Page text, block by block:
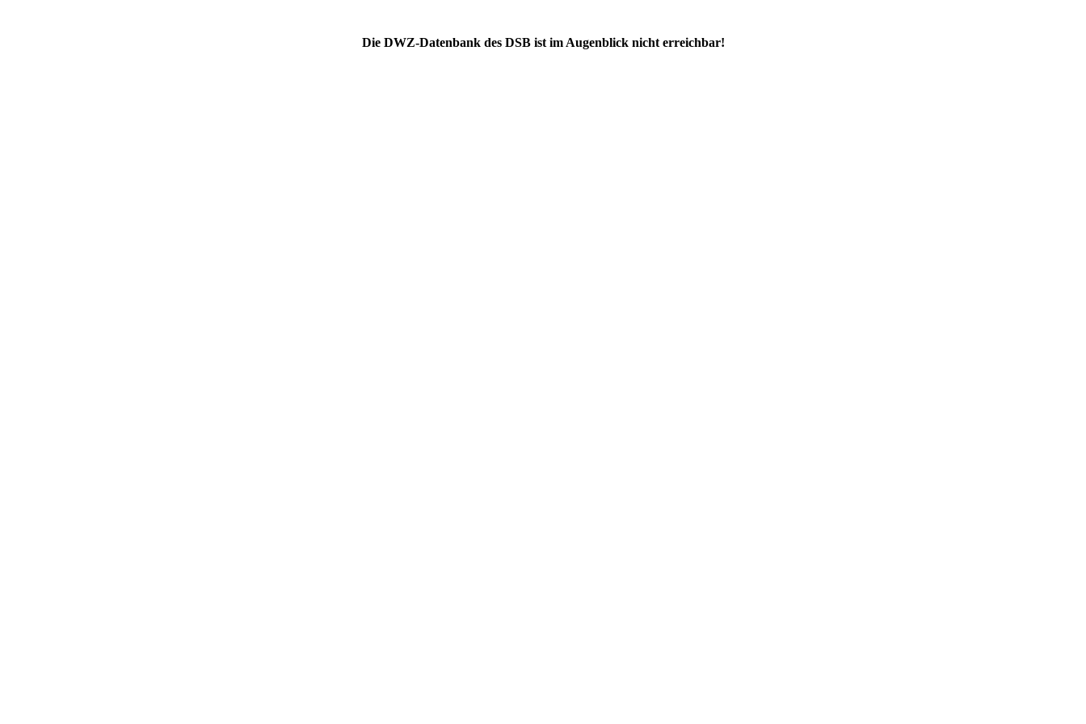
Die DWZ-Datenbank des DSB ist im Augenblick nicht erreichbar!